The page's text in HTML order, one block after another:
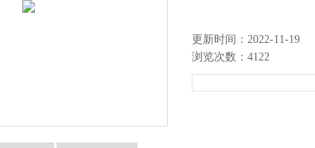
更新时间：2022-11-19
浏览次数：4122